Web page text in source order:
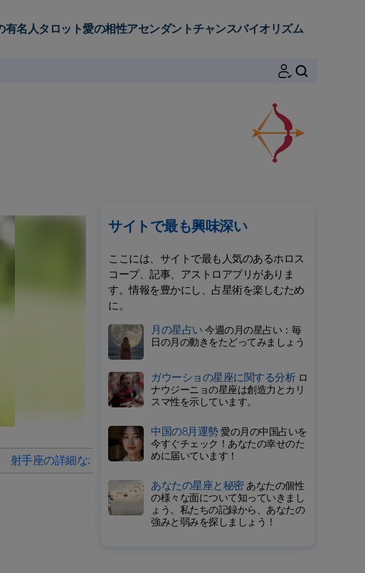
有名人タロット愛の相性アセンダントチャンスバイオリズム
射手座の詳細なホロスコープ 2026年の毎月の星占い
サイトで最も興味深い
ここには、サイトで最も人気のあるホロス
コープ、記事、アストロアプリがありま
す。情報を豊かにし、占星術を楽しむため
に。
月の星占い今週の月の星占い：毎
日の月の動きをたどってみましょう
ガウーショの星座に関する分析 ロ
ナウジーニョの星座は創造力とカリ
スマ性を示しています。
中国の8月運勢愛の月の中国占いを
今すぐチェック！あなたの幸せのた
めに届いています！
あなたの星座と秘密あなたの個性
の様々な面について知っていきまし
ょう。私たちの記録から、あなたの
強みと弱みを探しましょう！